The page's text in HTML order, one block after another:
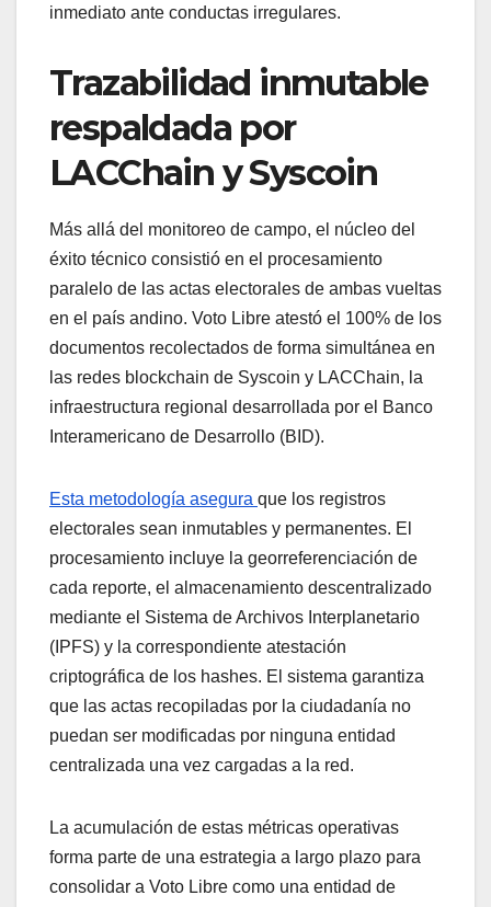
inmediato ante conductas irregulares.
Trazabilidad inmutable
respaldada por
LACChain y Syscoin
Más allá del monitoreo de campo, el núcleo del
éxito técnico consistió en el procesamiento
paralelo de las actas electorales de ambas vueltas
en el país andino. Voto Libre atestó el 100% de los
documentos recolectados de forma simultánea en
las redes blockchain de Syscoin y LACChain, la
infraestructura regional desarrollada por el Banco
Interamericano de Desarrollo (BID).
Esta metodología asegura que los registros
electorales sean inmutables y permanentes. El
procesamiento incluye la georreferenciación de
cada reporte, el almacenamiento descentralizado
mediante el Sistema de Archivos Interplanetario
(IPFS) y la correspondiente atestación
criptográfica de los hashes. El sistema garantiza
que las actas recopiladas por la ciudadanía no
puedan ser modificadas por ninguna entidad
centralizada una vez cargadas a la red.
La acumulación de estas métricas operativas
forma parte de una estrategia a largo plazo para
consolidar a Voto Libre como una entidad de